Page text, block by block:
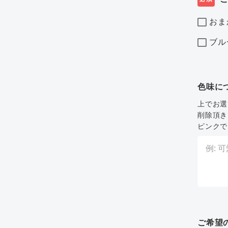
お
ブル
色味に
上でお
削除頂
ピンク
ご希望